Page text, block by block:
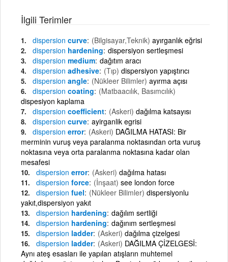
İlgili Terimler
dispersion curve (Bilgisayar,Teknik) ayırganlık eğrisi
dispersion hardening dispersiyon sertleşmesi
dispersion medium dağıtım aracı
dispersion adhesive (Tıp) dispersiyon yapıştırıcı
dispersion angle (Nükleer Bilimler) ayırma açısı
dispersion coating (Matbaacılık, Basımcılık)
dispesiyon kaplama
dispersion coefficient (Askeri) dağılma katsayısı
dispersion curve ayirganlik egrisi
dispersion error (Askeri) DAĞILMA HATASI: Bir
merminin vuruş veya paralanma noktasından orta vuruş
noktasına veya orta paralanma noktasına kadar olan
mesafesi
dispersion error (Askeri) dağılma hatası
dispersion force (İnşaat) see london force
dispersion fuel (Nükleer Bilimler) dispersiyonlu
yakıt,dispersiyon yakıt
dispersion hardening dağılım sertliği
dispersion hardening dağınım sertleşmesi
dispersion ladder (Askeri) dağılma çizelgesi
dispersion ladder (Askeri) DAĞILMA ÇİZELGESİ:
Aynı ateş esasları ile yapılan atışların muhtemel